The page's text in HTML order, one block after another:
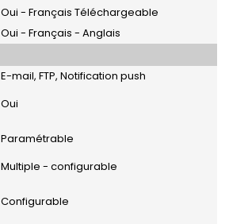
Oui - Français Téléchargeable
Oui - Français - Anglais
E-mail, FTP, Notification push
Oui
Paramétrable
Multiple - configurable
Configurable